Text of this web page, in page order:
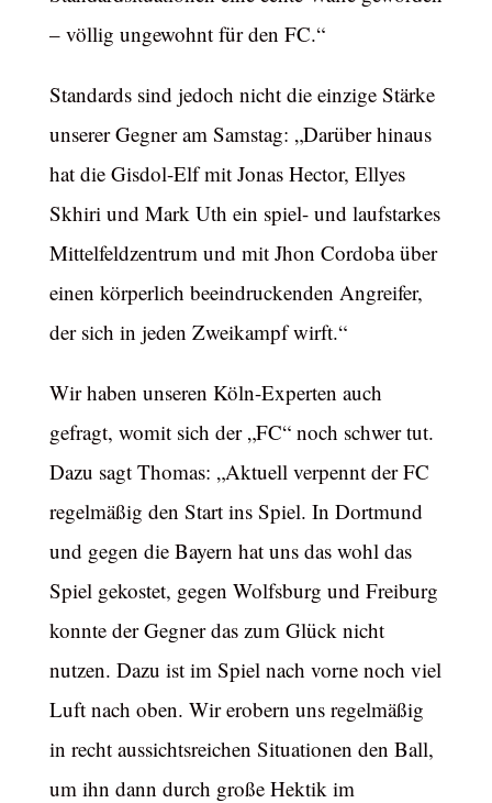
– völlig ungewohnt für den FC.“
Standards sind jedoch nicht die einzige Stärke
unserer Gegner am Samstag: „Darüber hinaus
hat die Gisdol-Elf mit Jonas Hector, Ellyes
Skhiri und Mark Uth ein spiel- und laufstarkes
Mittelfeldzentrum und mit Jhon Cordoba über
einen körperlich beeindruckenden Angreifer,
der sich in jeden Zweikampf wirft.“
Wir haben unseren Köln-Experten auch
gefragt, womit sich der „FC“ noch schwer tut.
Dazu sagt Thomas: „Aktuell verpennt der FC
regelmäßig den Start ins Spiel. In Dortmund
und gegen die Bayern hat uns das wohl das
Spiel gekostet, gegen Wolfsburg und Freiburg
konnte der Gegner das zum Glück nicht
nutzen. Dazu ist im Spiel nach vorne noch viel
Luft nach oben. Wir erobern uns regelmäßig
in recht aussichtsreichen Situationen den Ball,
um ihn dann durch große Hektik im